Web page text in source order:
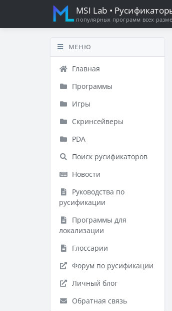
MSI Lab •
популярных программ всех
МЕНЮ
Главная
Программы
Игры
Скринсейверы
PDA
Поиск русификаторов
Новости
Руководства по
русификации
Программы для
локализации
Глоссарии
Форум по русификации
Личный блог
Обратная связь